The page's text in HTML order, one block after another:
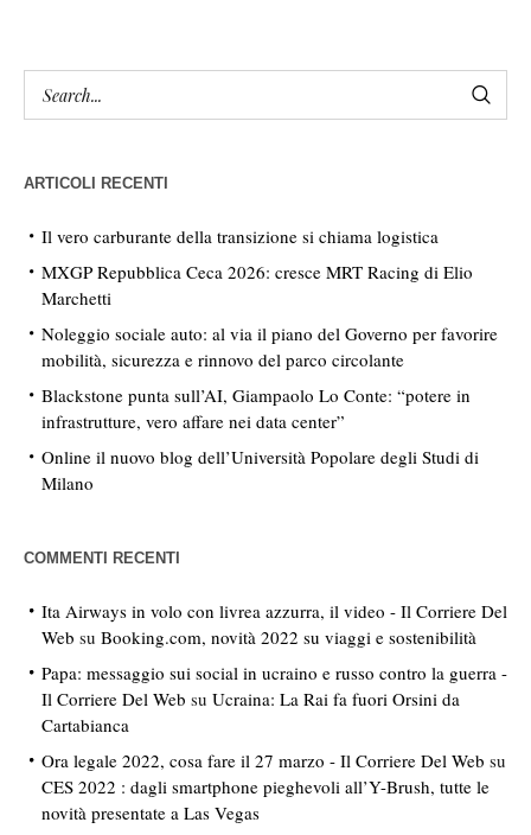
ARTICOLI RECENTI
Il vero carburante della transizione si chiama logistica
MXGP Repubblica Ceca 2026: cresce MRT Racing di Elio
Marchetti
Noleggio sociale auto: al via il piano del Governo per favorire
mobilità, sicurezza e rinnovo del parco circolante
Blackstone punta sull’AI, Giampaolo Lo Conte: “potere in
infrastrutture, vero affare nei data center”
Online il nuovo blog dell’Università Popolare degli Studi di
Milano
COMMENTI RECENTI
Ita Airways in volo con livrea azzurra, il video - Il Corriere Del
Web su Booking.com, novità 2022 su viaggi e sostenibilità
Papa: messaggio sui social in ucraino e russo contro la guerra -
Il Corriere Del Web su Ucraina: La Rai fa fuori Orsini da
Cartabianca
Ora legale 2022, cosa fare il 27 marzo - Il Corriere Del Web su
CES 2022 : dagli smartphone pieghevoli all’Y-Brush, tutte le
novità presentate a Las Vegas